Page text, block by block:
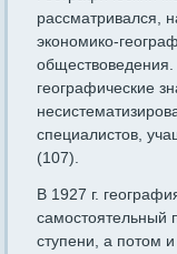
рассматривался,
экономико-
обществоведения.
географические
специалистов,
(107).
В 1927 г.
самостоятельный
ступени, а потом